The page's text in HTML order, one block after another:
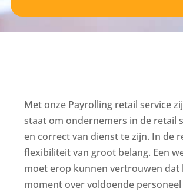
Met onze Payrolling retail service
staat om ondernemers in de retail
en correct van dienst te zijn. In de
flexibiliteit van groot belang. Een
moet erop kunnen vertrouwen dat
moment over voldoende